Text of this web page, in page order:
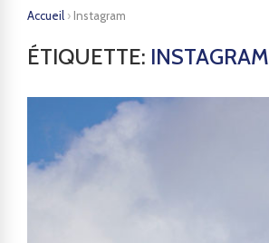
Accueil › Instagram
ÉTIQUETTE: INSTAGRAM